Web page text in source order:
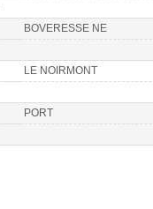
BOVERESSE NE
LE NOIRMONT
PORT